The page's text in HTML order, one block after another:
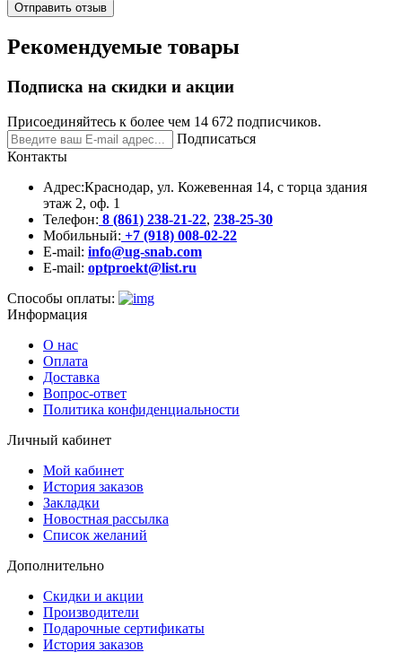
Отправить отзыв
Рекомендуемые товары
Подписка на скидки и акции
Присоединяйтесь к более чем 14 672 подписчиков.
Подписаться
Контакты
Адрес:Краснодар, ул. Кожевенная 14, с торца здания
этаж 2, оф. 1
Телефон: 8 (861) 238-21-22, 238-25-30
Мобильный: +7 (918) 008-02-22
E-mail: info@ug-snab.com
E-mail: optproekt@list.ru
Способы оплаты:
Информация
О нас
Оплата
Доставка
Вопрос-ответ
Политика конфиденциальности
Личный кабинет
Мой кабинет
История заказов
Закладки
Новостная рассылка
Список желаний
Дополнительно
Скидки и акции
Производители
Подарочные сертификаты
История заказов